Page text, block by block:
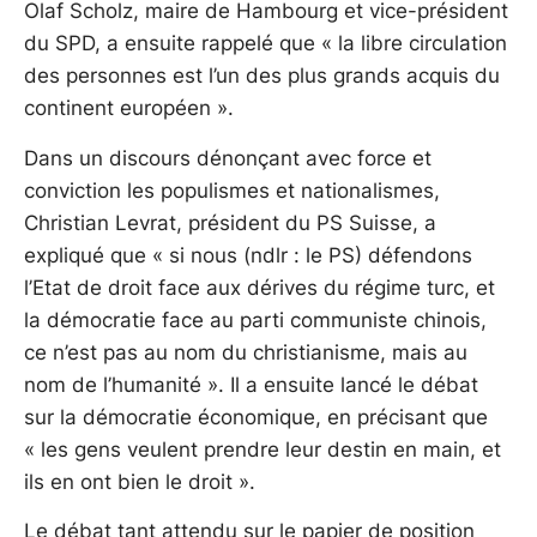
Olaf Scholz, maire de Hambourg et vice-président
du SPD, a ensuite rappelé que « la libre circulation
des personnes est l’un des plus grands acquis du
continent européen ».
Dans un discours dénonçant avec force et
conviction les populismes et nationalismes,
Christian Levrat, président du PS Suisse, a
expliqué que « si nous (ndlr : le PS) défendons
l’Etat de droit face aux dérives du régime turc, et
la démocratie face au parti communiste chinois,
ce n’est pas au nom du christianisme, mais au
nom de l’humanité ». Il a ensuite lancé le débat
sur la démocratie économique, en précisant que
« les gens veulent prendre leur destin en main, et
ils en ont bien le droit ».
Le débat tant attendu sur le papier de position